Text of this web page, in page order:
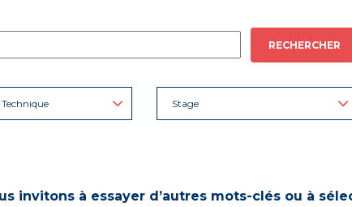
RECHERCHER
Stage
invitons à essayer d’autres mots-clés ou à